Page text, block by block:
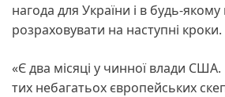
нагода для України і в будь-
розраховувати на наступні кроки.
«Є два місяці у чинної влади
тих небагатьох європейських